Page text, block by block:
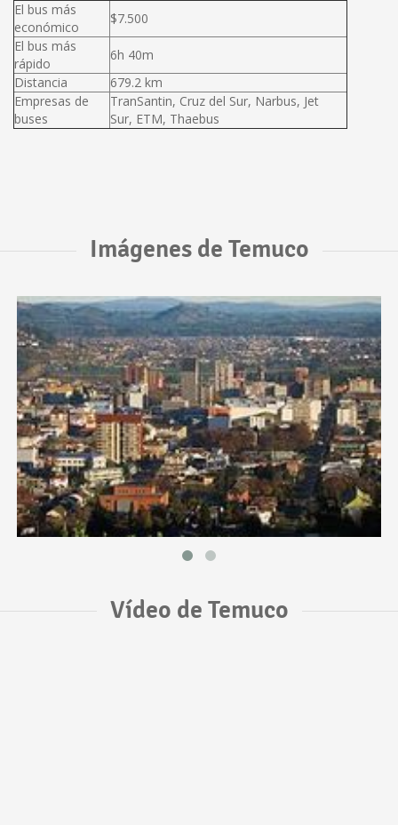
El bus más
económico
$7.500
El bus más
rápido
6h 40m
Distancia
679.2 km
Empresas de
buses
TranSantin, Cruz del Sur, Narbus, Jet
Sur, ETM, Thaebus
Imágenes de Temuco
Vídeo de Temuco